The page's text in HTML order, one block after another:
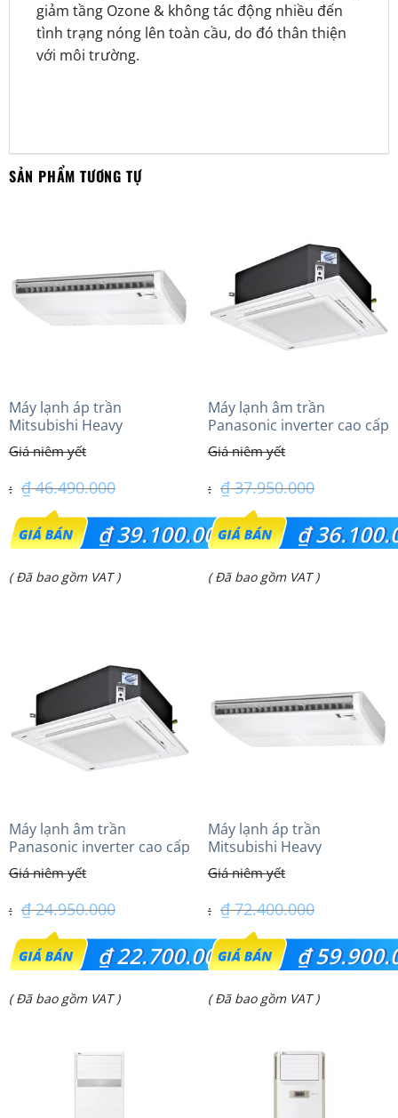
giảm tầng Ozone & không tác động nhiều đến
tình trạng nóng lên toàn cầu, do đó thân thiện
với môi trường.
SẢN PHẨM TƯƠNG TỰ
Máy lạnh áp trần
Mitsubishi Heavy
FDE100VG (4.0Hp) Cao cấp
– 1 Pha
₫46.490.000
Giá
gốc
là:
₫39.100.000
Giá
₫ 39.100.000.
( Đã bao gồm VAT )
Máy lạnh âm trần
Panasonic inverter cao cấp
(4.0Hp) S-3448PU3HA/U-
34PRH1H5
₫37.950.000
Giá
gốc
là:
₫
Giá
₫ 36.100.000.
( Đã bao gồm VAT )
Máy lạnh âm trần
Panasonic inverter cao cấp
(2.0 Hp) S-1821PU3HA/U-
18PRH1H5
₫24.950.000
Giá
gốc
là:
₫22.700.000
Giá
( Đã bao gồm VAT )
Máy lạnh áp trần
Mitsubishi Heavy
FDE140VG (6.0Hp) Cao cấp
– 3 Pha
₫72.400.000
Giá
gốc
là:
₫
Giá
( Đã bao gồm VAT )